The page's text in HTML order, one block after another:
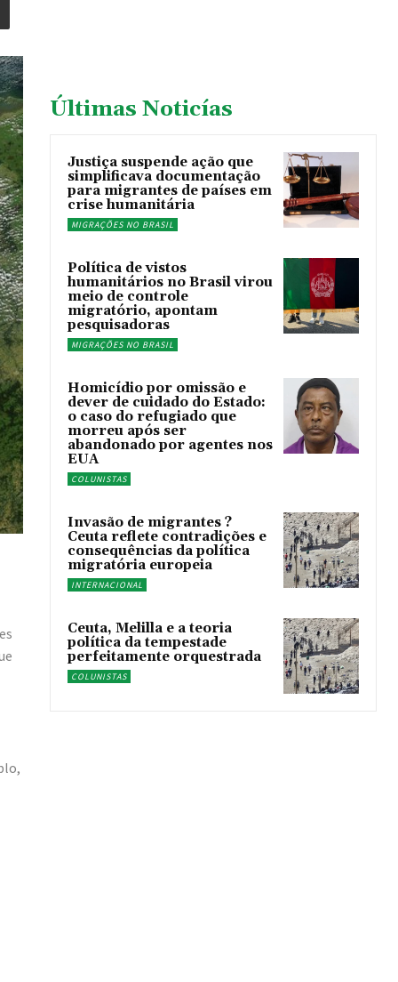
Últimas Noticías
Justiça suspende ação que
simplificava documentação
para migrantes de países em
crise humanitária
MIGRAÇÕES NO BRASIL
Política de vistos
humanitários no Brasil virou
meio de controle
migratório, apontam
pesquisadoras
MIGRAÇÕES NO BRASIL
Homicídio por omissão e
dever de cuidado do Estado:
o caso do refugiado que
morreu após ser
abandonado por agentes nos
EUA
COLUNISTAS
Invasão de migrantes ?
Ceuta reflete contradições e
consequências da política
migratória europeia
INTERNACIONAL
Ceuta, Melilla e a teoria
política da tempestade
perfeitamente orquestrada
COLUNISTAS